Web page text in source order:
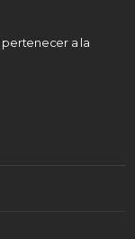
pertenecer a la